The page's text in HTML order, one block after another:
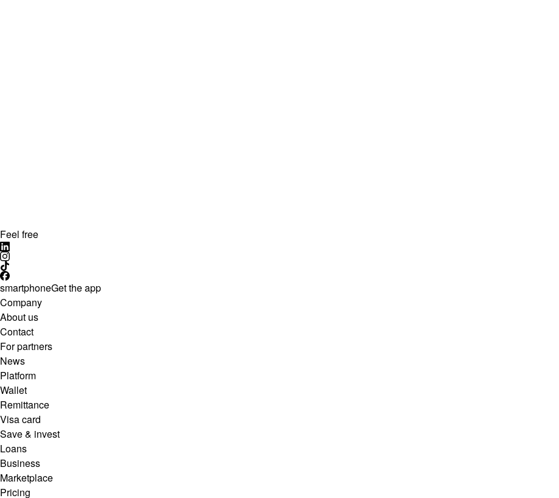
Feel free
smartphoneGet the app
Company
About us
Contact
For partners
News
Platform
Wallet
Remittance
Visa card
Save & invest
Loans
Business
Marketplace
Pricing